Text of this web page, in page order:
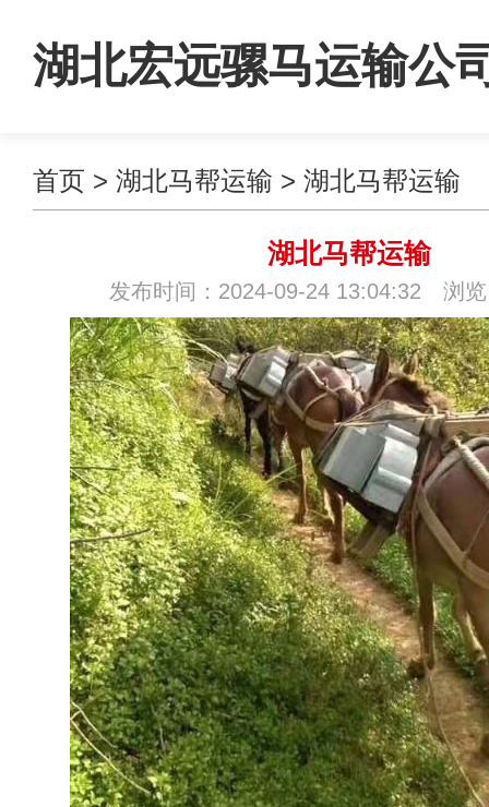
湖北宏远骡马运输公
首页 > 湖北马帮运输 > 湖北马帮运输
湖北马帮运输
发布时间：2024-09-24 13:04:32 浏览